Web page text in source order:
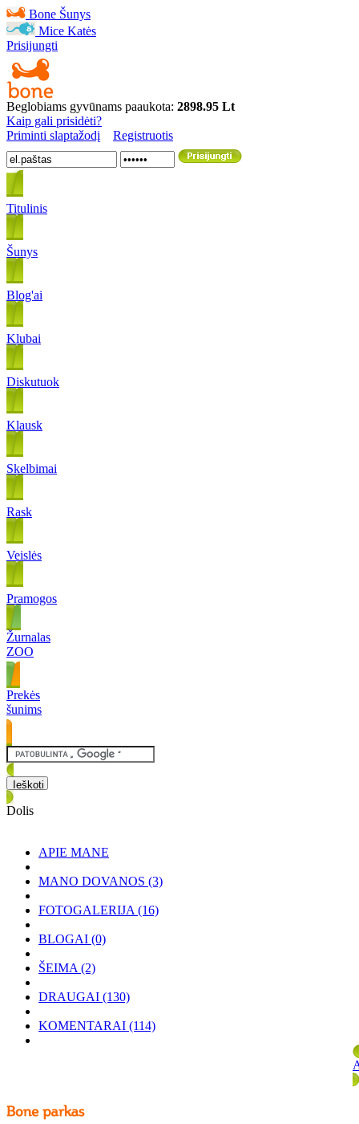
Bone Šunys
Mice Katės
Prisijungti
Beglobiams gyvūnams paaukota: 2898.95 Lt
Kaip gali prisidėti?
Priminti slaptažodį
Registruotis
Titulinis
Šunys
Blog'ai
Klubai
Diskutuok
Klausk
Skelbimai
Rask
Veislės
Pramogos
Žurnalas
ZOO
Prekės
šunims
Dolis
APIE MANE
MANO DOVANOS (3)
FOTOGALERIJA (16)
BLOGAI (0)
ŠEIMA (2)
DRAUGAI (130)
KOMENTARAI (114)